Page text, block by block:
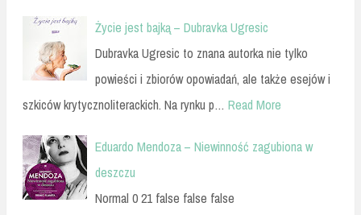
Życie jest bajką – Dubravka Ugresic
Dubravka Ugresic to znana autorka nie tylko
powieści i zbiorów opowiadań, ale także esejów i
szkiców krytycznoliterackich. Na rynku p… Read More
Eduardo Mendoza – Niewinność zagubiona w
deszczu
Normal 0 21 false false false